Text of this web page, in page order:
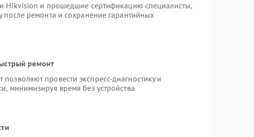
Hikvision и прошедшие сертификацию специалисты,
после ремонта и сохранение гарантийных
ремонт
провести экспресс-диагностику и
минимизируя время без устройства